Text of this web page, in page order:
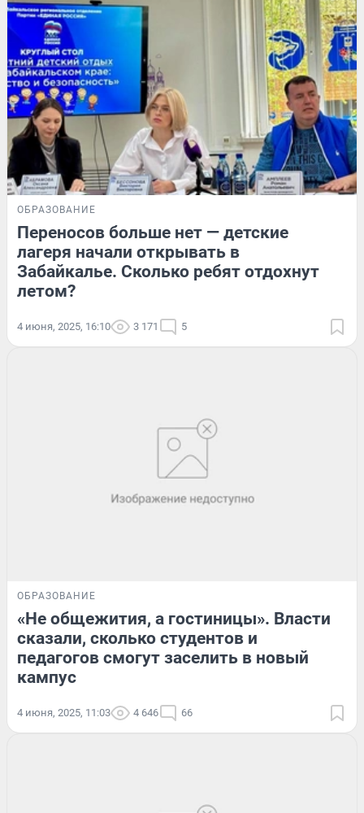
ОБРАЗОВАНИЕ
Переносов больше нет — детские
лагеря начали открывать в
Забайкалье. Сколько ребят отдохнут
летом?
4 июня, 2025, 16:10 3 171 5
ОБРАЗОВАНИЕ
«Не общежития, а гостиницы». Власти
сказали, сколько студентов и
педагогов смогут заселить в новый
кампус
4 июня, 2025, 11:03 4 646 66